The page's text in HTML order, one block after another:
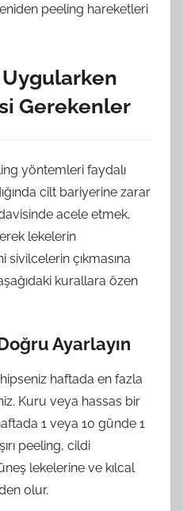
peeling hareketleri
Gerekenler
yöntemleri faydalı
cilt bariyerine zarar
acele etmek,
lekelerin
sivilcelerin çıkmasına
kurallara özen
Ayarlayın
haftada en fazla
Kuru veya hassas bir
1 veya 10 günde 1
peeling, cildi
lekelerine ve kılcal
olur.